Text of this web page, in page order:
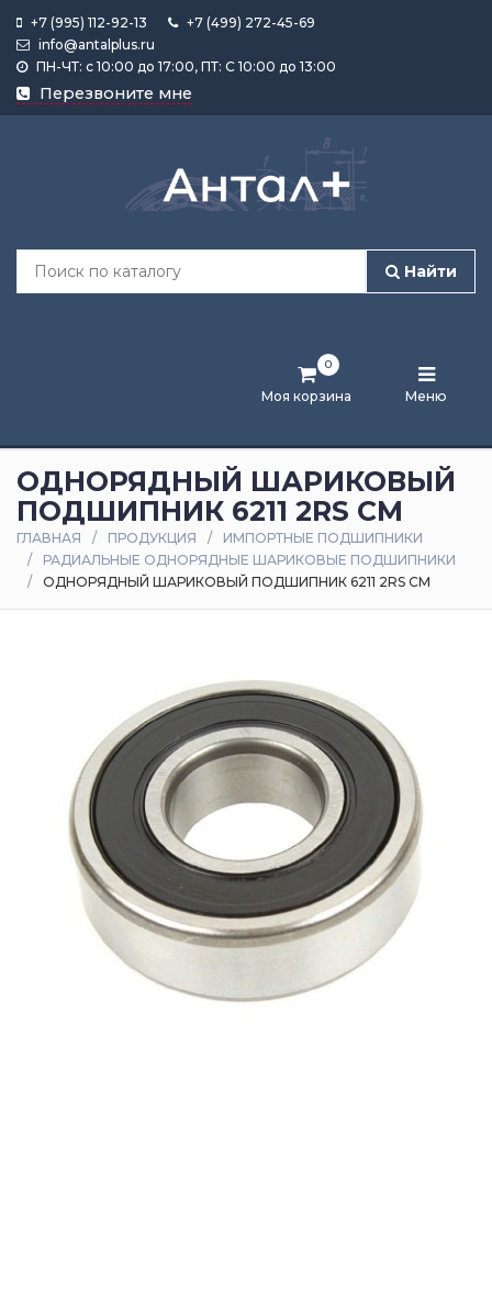
+7 (995) 112-92-13
+7 (499) 272-45-69
info@antalplus.ru
ПН-ЧТ: с 10:00 до 17:00, ПТ: С 10:00 до 13:00
Перезвоните мне
Найти
Моя корзина
0
Меню
Каталог
продукции
Лента
и
статьи
Оплата
доставка
ОДНОРЯДНЫЙ ШАРИКОВЫЙ
ПОДШИПНИК 6211 2RS CM
ГЛАВНАЯ ПРОДУКЦИЯ
ИМПОРТНЫЕ ПОДШИПНИКИ
РАДИАЛЬНЫЕ ОДНОРЯДНЫЕ ШАРИКОВЫЕ ПОДШИПНИКИ
ОДНОРЯДНЫЙ ШАРИКОВЫЙ ПОДШИПНИК 6211 2RS CM